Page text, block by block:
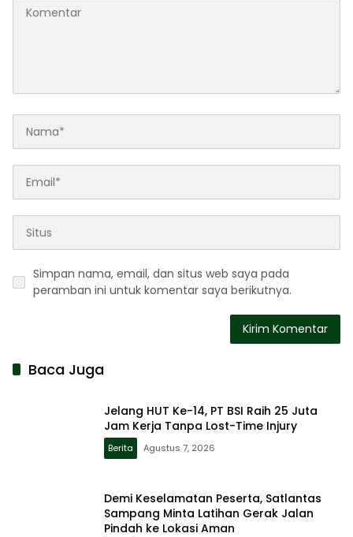
Simpan nama, email, dan situs web saya pada
peramban ini untuk komentar saya berikutnya.
Baca Juga
Jelang HUT Ke-14, PT BSI Raih 25 Juta
Jam Kerja Tanpa Lost-Time Injury
Berita Agustus 7, 2026
Demi Keselamatan Peserta, Satlantas
Sampang Minta Latihan Gerak Jalan
Pindah ke Lokasi Aman